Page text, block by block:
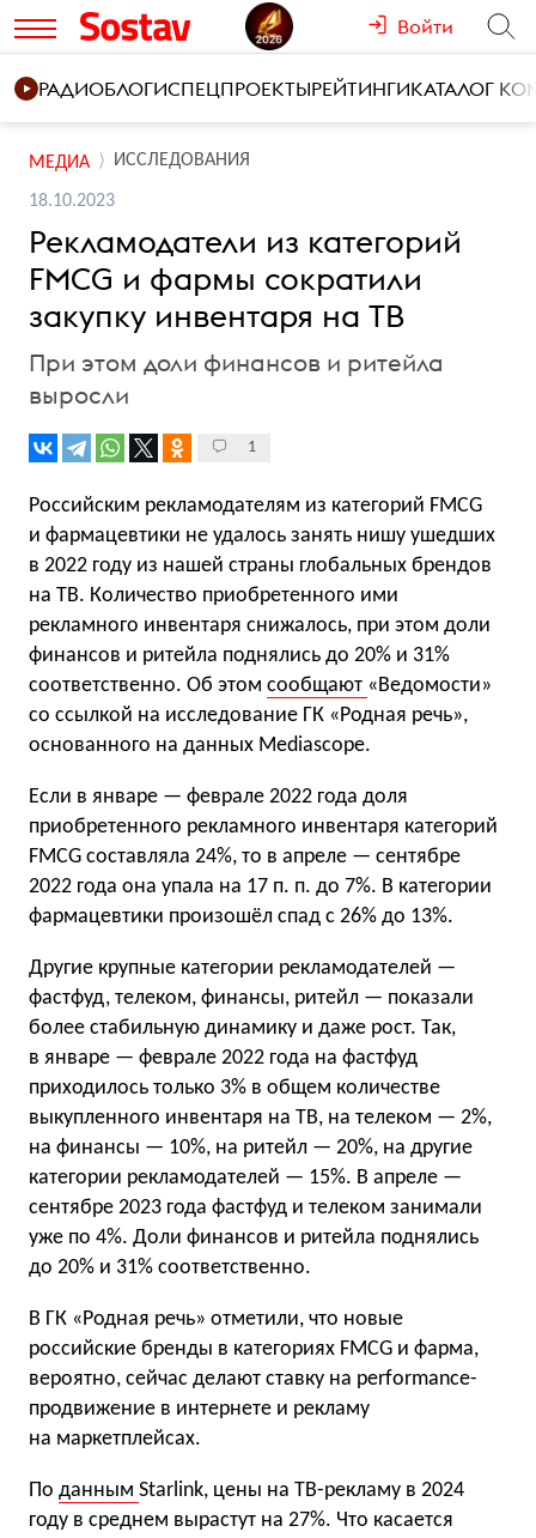
Войти
РАДИОБЛОГИСПЕЦПРОЕКТЫРЕЙТИНГИКАТАЛОГ
МЕДИА ИССЛЕДОВАНИЯ
18.10.2023
Рекламодатели из категорий
FMCG и фармы сократили
закупку инвентаря на ТВ
При этом доли финансов и ритейла
выросли
1
Российским рекламодателям из категорий FMCG
и фармацевтики не удалось занять нишу ушедших
в 2022 году из нашей страны глобальных брендов
на ТВ. Количество приобретенного ими
рекламного инвентаря снижалось, при этом доли
финансов и ритейла поднялись до 20% и 31%
соответственно. Об этом сообщают «Ведомости»
со ссылкой на исследование ГК «Родная речь»,
основанного на данных Mediascope.
Если в январе — феврале 2022 года доля
приобретенного рекламного инвентаря категорий
FMCG составляла 24%, то в апреле — сентябре
2022 года она упала на 17 п. п. до 7%. В категории
фармацевтики произошёл спад с 26% до 13%.
Другие крупные категории рекламодателей —
фастфуд, телеком, финансы, ритейл — показали
более стабильную динамику и даже рост. Так,
в январе — феврале 2022 года на фастфуд
приходилось только 3% в общем количестве
выкупленного инвентаря на ТВ, на телеком — 2%,
на финансы — 10%, на ритейл — 20%, на другие
категории рекламодателей — 15%. В апреле —
сентябре 2023 года фастфуд и телеком занимали
уже по 4%. Доли финансов и ритейла поднялись
до 20% и 31% соответственно.
В ГК «Родная речь» отметили, что новые
российские бренды в категориях FMCG и фарма,
вероятно, сейчас делают ставку на performance-
продвижение в интернете и рекламу
на маркетплейсах.
По данным Starlink, цены на ТВ-рекламу в 2024
году в среднем вырастут на 27%. Что касается